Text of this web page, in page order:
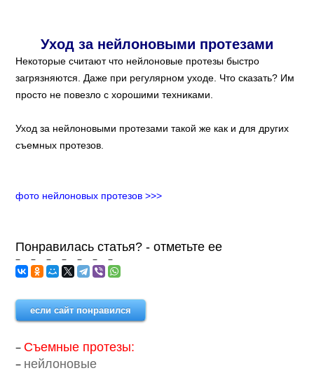
Уход за нейлоновыми протезами
Некоторые считают что нейлоновые протезы быстро
загрязняются. Даже при регулярном уходе. Что сказать? Им
просто не повезло с хорошими техниками.
Уход за нейлоновыми протезами такой же как и для других
съемных протезов.
фото нейлоновых протезов >>>
Понравилась статья? - отметьте ее
если сайт понравился
Съемные протезы:
нейлоновые